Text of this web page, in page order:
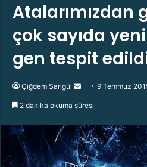
Atalarımızdan
çok sayıda
gen tespit
Çiğdem Sarıgül
i
e
-
p
9 Temmuz
2 dakika okuma süresi